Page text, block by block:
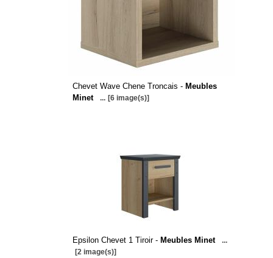
Chevet Wave Chene Troncais - Meubles
Minet
... [6 image(s)]
Epsilon Chevet 1 Tiroir - Meubles Minet
...
[2 image(s)]